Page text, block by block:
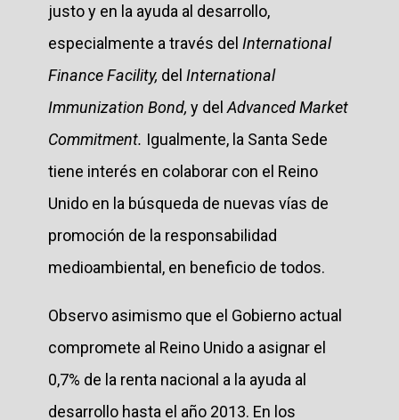
justo y en la ayuda al desarrollo,
especialmente a través del International
Finance Facility, del International
Immunization Bond, y del Advanced Market
Commitment. Igualmente, la Santa Sede
tiene interés en colaborar con el Reino
Unido en la búsqueda de nuevas vías de
promoción de la responsabilidad
medioambiental, en beneficio de todos.
Observo asimismo que el Gobierno actual
compromete al Reino Unido a asignar el
0,7% de la renta nacional a la ayuda al
desarrollo hasta el año 2013. En los